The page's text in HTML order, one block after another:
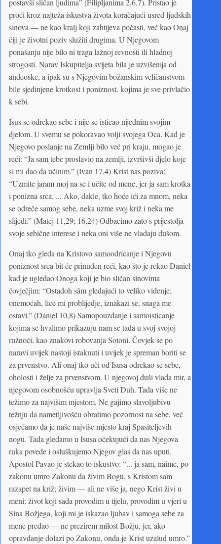
postavši sličan ljudima” (Filipljanima 2,6.7). Pristao je
proći kroz najteža iskustva života koračajući usred ljudskih
sinova — ne kao kralj koji zahtijeva počasti, već kao Onaj
čiji je životni poziv služiti drugima. U Njegovom
ponašanju nije bilo ni traga lažnoj revnosti ili hladnoj
strogosti. Narav Iskupitelja svijeta bila je uzvišenija od
anđeoske, a ipak su s Njegovim božanskim veličanstvom
bile sjedinjene krotkost i poniznost, kojima je sve privlačio
k sebi.
Isus se odrekao sebe i nije se isticao nijednim svojim
djelom. U svemu se pokoravao volji svojega Oca. Kad je
Njegovo poslanje na Zemlji bilo već pri kraju, mogao je
reći: “Ja sam tebe proslavio na zemlji, izvršivši djelo koje
si mi dao da učinim.” (Ivan 17,4) Krist nas poziva:
“Uzmite jaram moj na se i učite od mene, jer ja sam krotka
i ponizna srca. ... Ako, dakle, tko hoće ići za mnom, neka
se odreče samog sebe, neka uzme svoj križ i neka me
slijedi.” (Matej 11,29; 16,24) Odbacimo zato s prijestolja
svoje sebične interese i neka oni više ne vladaju dušom.
Onaj tko gleda na Kristovo samoodricanje i Njegovu
poniznost srca bit će prinuđen reći, kao što je rekao Daniel
kad je ugledao Onoga koji je bio sličan sinovima
čovječjim: “Ostadoh sâm gledajući to veliko viđenje;
onemoćah, lice mi problijedje, iznakazi se, snaga me
ostavi.” (Daniel 10,8) Samopouzdanje i samoisticanje
kojima se hvalimo prikazuju nam se tada u svoj svojoj
ružnoći, kao znakovi robovanja Sotoni. Čovjek se po
naravi uvijek nastoji istaknuti i uvijek je spreman boriti se
za prvenstvo. Ali onaj tko uči od Isusa odrekao se sebe,
oholosti i želje za prvenstvom. U njegovoj duši vlada mir, a
njegovom osobnošću upravlja Sveti Duh. Tada više ne
težimo za najvišim mjestom. Ne gajimo slavoljubivu
težnju da nametljivošću obratimo pozornost na sebe, već
osjećamo da je naše najviše mjesto kraj Spasiteljevih
nogu. Tada gledamo u Isusa očekujući da nas Njegova
ruka povede i osluškujemo Njegov glas da nas uputi.
Apostol Pavao je stekao to iskustvo: “... ja sam, naime, po
zakonu umro Zakonu da živim Bogu, s Kristom sam
razapet na križ; živim — ali ne više ja, nego Krist živi u
meni: život koji sada provodim u tijelu, provodim u vjeri u
Sina Božjega, koji mi je iskazao ljubav i samoga sebe za
mene predao — ne prezirem milost Božju, jer, ako
opravdanje dolazi po Zakonu, onda je Krist uzalud umro.”